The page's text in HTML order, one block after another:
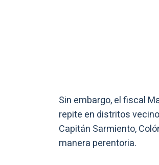
Sin embargo, el fiscal
repite en distritos
Capitán Sarmiento,
manera perentoria.